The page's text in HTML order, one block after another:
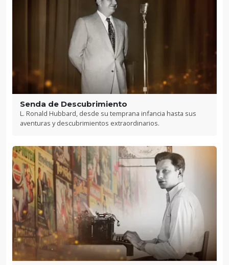
Senda de Descubrimiento
L. Ronald Hubbard, desde su temprana infancia hasta sus
aventuras y descubrimientos extraordinarios.